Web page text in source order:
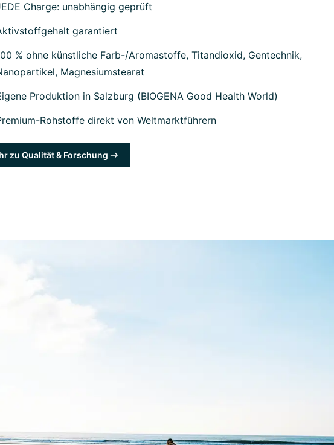
Charge: unabhängig geprüft
garantiert
% ohne künstliche Farb-/Aromastoffe, Titandioxid, Gentechnik,
Magnesiumstearat
Produktion in Salzburg (BIOGENA Good Health World)
Rohstoffe direkt von Weltmarktführern
zu Qualität & Forschung